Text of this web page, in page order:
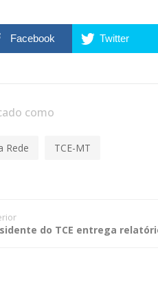
Facebook Twitter
como
Rede TCE-MT